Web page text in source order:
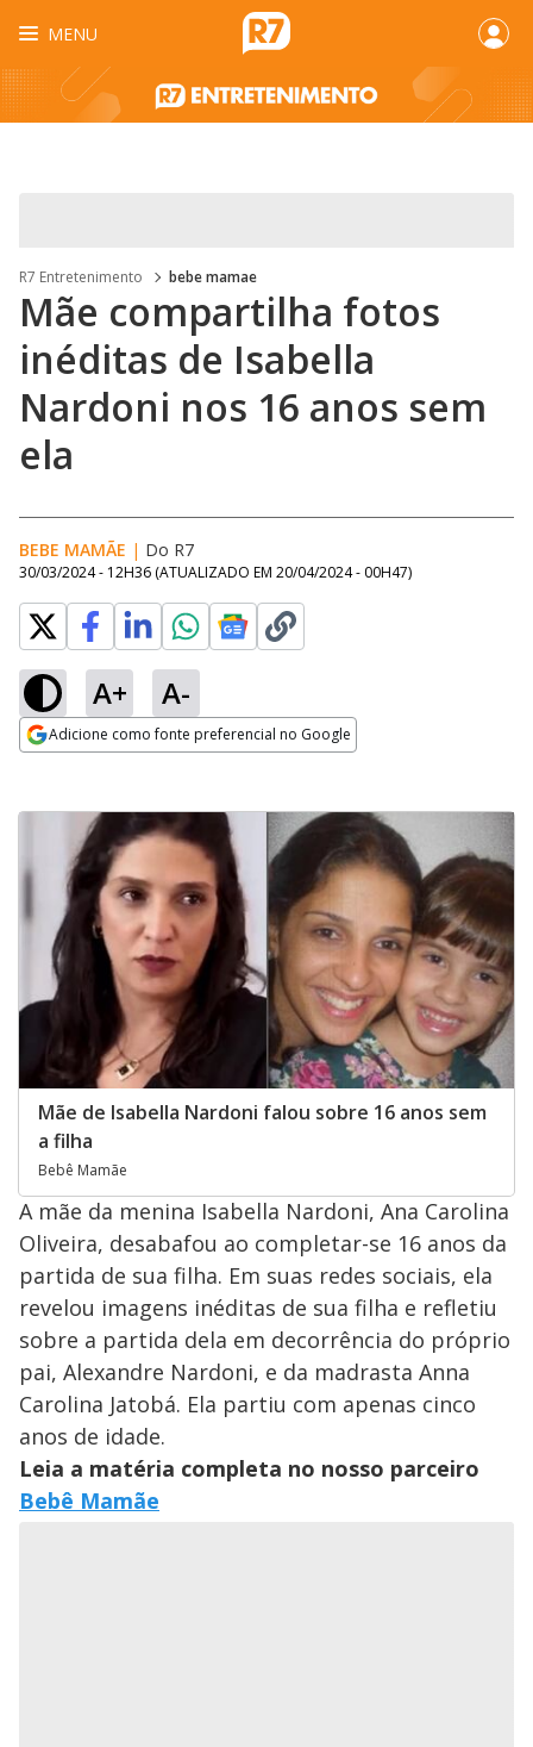
MENU
R7 Entretenimento bebe mamae
Mãe compartilha fotos
inéditas de Isabella
Nardoni nos 16 anos sem
ela
BEBE MAMÃE | Do R7
30/03/2024 - 12H36 (ATUALIZADO EM 20/04/2024 - 00H47)
A+ A-
Adicione como fonte preferencial no Google
Mãe de Isabella Nardoni falou sobre 16 anos sem
a filha
Bebê Mamãe
A mãe da menina Isabella Nardoni, Ana Carolina
Oliveira, desabafou ao completar-se 16 anos da
partida de sua filha. Em suas redes sociais, ela
revelou imagens inéditas de sua filha e refletiu
sobre a partida dela em decorrência do próprio
pai, Alexandre Nardoni, e da madrasta Anna
Carolina Jatobá. Ela partiu com apenas cinco
anos de idade.
Leia a matéria completa no nosso parceiro
Bebê Mamãe